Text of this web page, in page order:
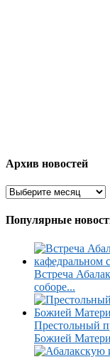
Архив новостей
Популярные
Встреча
соборе...
Престольный
Божией